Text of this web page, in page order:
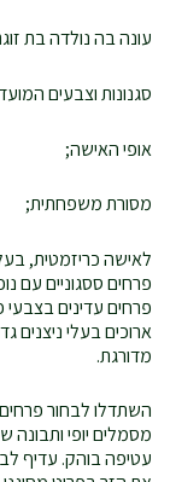
עונה בה נולדה בת
סגנונות וצבעים
אופי האישה;
מסורת משפחתית;
לאישה כריזמטית,
פרחים ססגוניים עם
פרחים עדינים בצבעי
ארוכים בעלי ניצנים
מדורגת.
השתדלו לבחור
מסמלים יופי
עטיפה בוהק. עדיף